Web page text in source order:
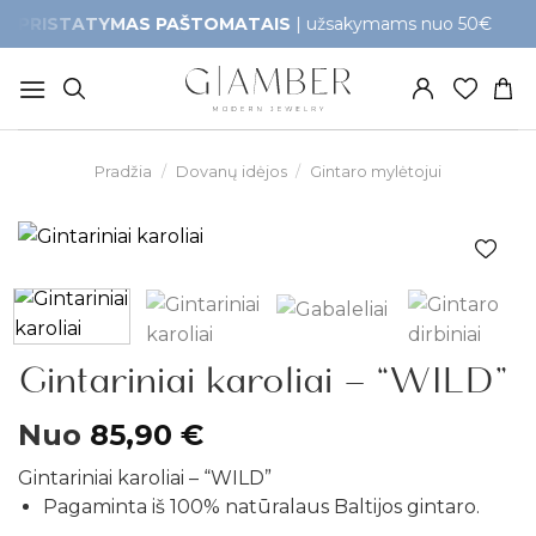
to
content
PAŠTOMATAIS| užsakymams nuo 50€
Pradžia / Dovanų idėjos / Gintaro mylėtojui
Pridėti į
prekės
Gintariniai karoliai – “WILD”
Nuo 85,90 €
Gintariniai karoliai – “WILD”
Pagaminta iš 100% natūralaus Baltijos gintaro.